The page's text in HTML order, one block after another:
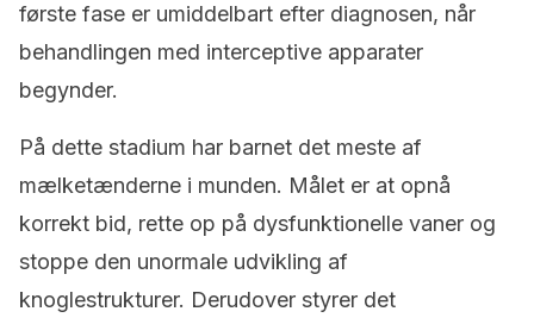
første fase er umiddelbart efter diagnosen, når
behandlingen med interceptive apparater
begynder.
På dette stadium har barnet det meste af
mælketænderne i munden. Målet er at opnå
korrekt bid, rette op på dysfunktionelle vaner og
stoppe den unormale udvikling af
knoglestrukturer. Derudover styrer det